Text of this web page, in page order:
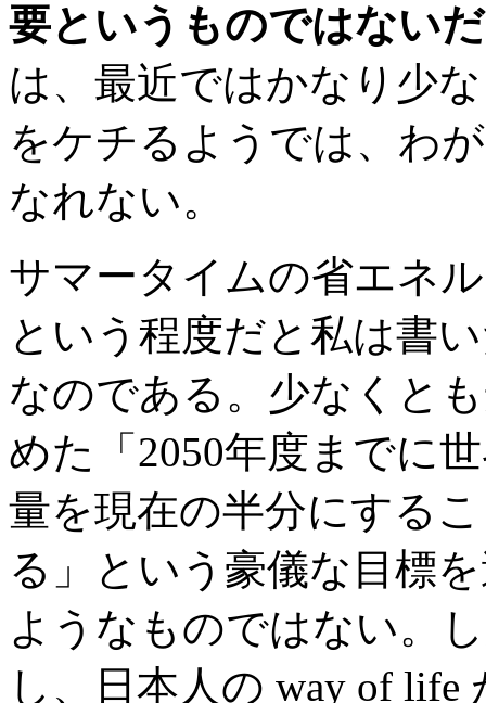
要というものではない
は、最近ではかなり少
をケチるようでは、わ
なれない。
サマータイムの省エネ
という程度だと私は書
なのである。少なくと
めた「2050年度までに
量を現在の半分にする
る」という豪儀な目標
ようなものではない。
し、日本人の way of